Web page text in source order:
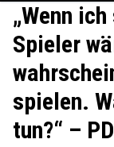
„Wenn
Spieler
spielen.
tun?“ –